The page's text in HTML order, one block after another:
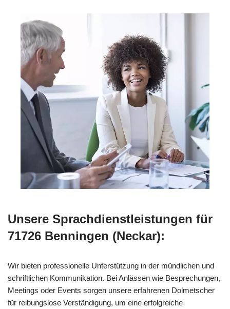
Unsere Sprachdienstleistungen für
71726 Benningen (Neckar):
Wir bieten professionelle Unterstützung in der mündlichen und
schriftlichen Kommunikation. Bei Anlässen wie Besprechungen,
Meetings oder Events sorgen unsere erfahrenen Dolmetscher
für reibungslose Verständigung, um eine erfolgreiche